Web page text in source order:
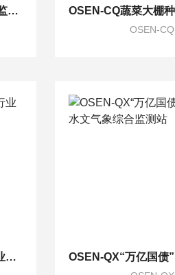
OSEN-SW农田沟渠流量流速监测系统
OSEN-CQ
OSEN-QX石油化工高风险行业小型防爆气象监测站